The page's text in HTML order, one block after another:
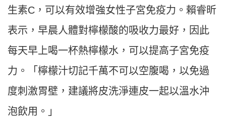
生素C，可以有效增強女性子宮免疫力。賴睿昕
表示，早晨人體對檸檬酸的吸收力最好，因此
每天早上喝一杯熱檸檬水，可以提高子宮免疫
力。「檸檬汁切記千萬不可以空腹喝，以免過
度刺激胃壁，建議將皮洗淨連皮一起以溫水沖
泡飲用。」